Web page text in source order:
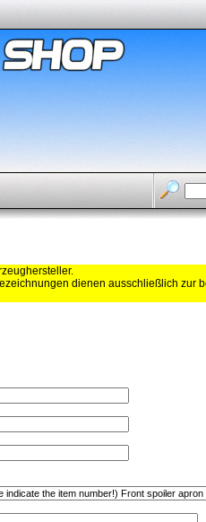
dienen ausschließlich zur